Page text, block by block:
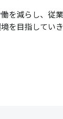
を減らし、従
を目指していき